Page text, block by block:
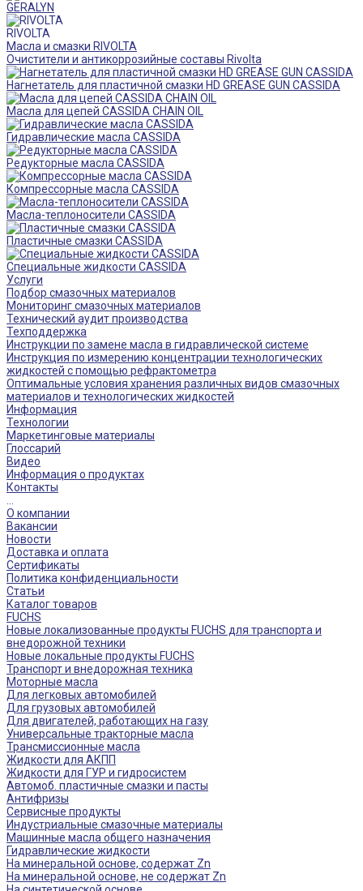
GERALYN
RIVOLTA
Масла и смазки RIVOLTA
Очистители и антикоррозийные составы Rivolta
Нагнетатель для пластичной смазки HD GREASE GUN CASSIDA
Масла для цепей CASSIDA CHAIN OIL
Гидравлические масла CASSIDA
Редукторные масла CASSIDA
Компрессорные масла CASSIDA
Масла-теплоносители CASSIDA
Пластичные смазки CASSIDA
Специальные жидкости CASSIDA
Услуги
Подбор смазочных материалов
Мониторинг смазочных материалов
Технический аудит производства
Техподдержка
Инструкции по замене масла в гидравлической системе
Инструкция по измерению концентрации технологических
жидкостей с помощью рефрактометра
Оптимальные условия хранения различных видов смазочных
материалов и технологических жидкостей
Информация
Технологии
Маркетинговые материалы
Глоссарий
Видео
Информация о продуктах
Контакты
О компании
Вакансии
Новости
Доставка и оплата
Сертификаты
Политика конфиденциальности
Статьи
Каталог товаров
FUCHS
Новые локализованные продукты FUCHS для транспорта и
внедорожной техники
Новые локальные продукты FUCHS
Транспорт и внедорожная техника
Моторные масла
Для легковых автомобилей
Для грузовых автомобилей
Для двигателей, работающих на газу
Универсальные тракторные масла
Трансмиссионные масла
Жидкости для АКПП
Жидкости для ГУР и гидросистем
Автомоб. пластичные смазки и пасты
Антифризы
Сервисные продукты
Индустриальные смазочные материалы
Машинные масла общего назначения
Гидравлические жидкости
На минеральной основе, содержат Zn
На минеральной основе, не содержат Zn